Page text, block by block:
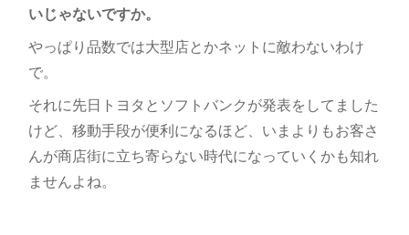
いじゃないですか。
やっぱり品数では大型店とかネットに敵わないわけ
で。
それに先日トヨタとソフトバンクが発表をしてました
けど、移動手段が便利になるほど、いまよりもお客さ
んが商店街に立ち寄らない時代になっていくかも知れ
ませんよね。